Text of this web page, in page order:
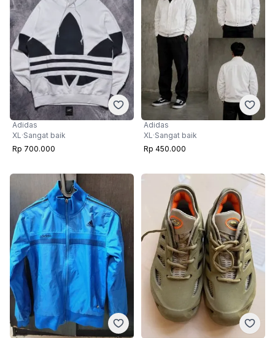
Adidas
XL ·Sangat baik
Rp 700.000
Adidas
XL·Sangat baik
Rp 450.000